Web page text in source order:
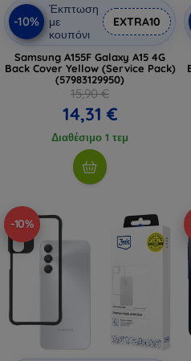
-10%
Έκπτωση
με
κουπόνι
EXTRA10
Samsung A155F Galaxy A15 4G
Back Cover Yellow (Service Pack)
(57983129950)
15,90 €
14,31 €
Διαθέσιμο 1 τεμ
-10%